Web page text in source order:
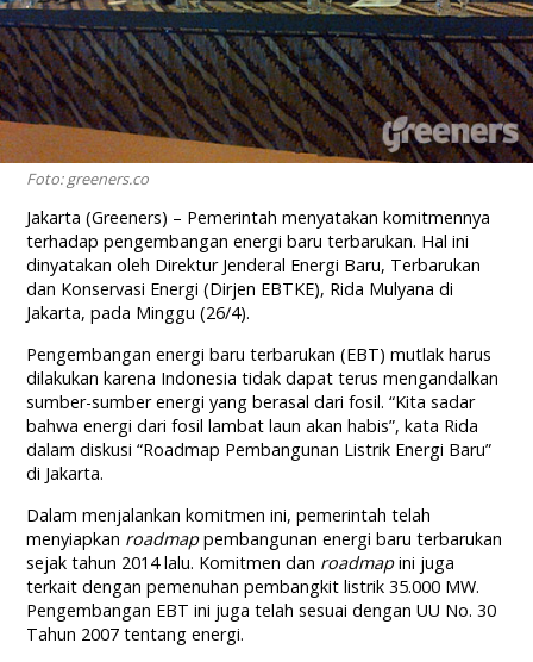
Foto: greeners.co
Jakarta (Greeners) – Pemerintah menyatakan komitmennya
terhadap pengembangan energi baru terbarukan. Hal ini
dinyatakan oleh Direktur Jenderal Energi Baru, Terbarukan
dan Konservasi Energi (Dirjen EBTKE), Rida Mulyana di
Jakarta, pada Minggu (26/4).
Pengembangan energi baru terbarukan (EBT) mutlak harus
dilakukan karena Indonesia tidak dapat terus mengandalkan
sumber-sumber energi yang berasal dari fosil. “Kita sadar
bahwa energi dari fosil lambat laun akan habis”, kata Rida
dalam diskusi “Roadmap Pembangunan Listrik Energi Baru”
di Jakarta.
Dalam menjalankan komitmen ini, pemerintah telah
menyiapkan roadmappembangunan energi baru terbarukan
sejak tahun 2014 lalu. Komitmen dan roadmapini juga
terkait dengan pemenuhan pembangkit listrik 35.000 MW.
Pengembangan EBT ini juga telah sesuai dengan UU No. 30
Tahun 2007 tentang energi.